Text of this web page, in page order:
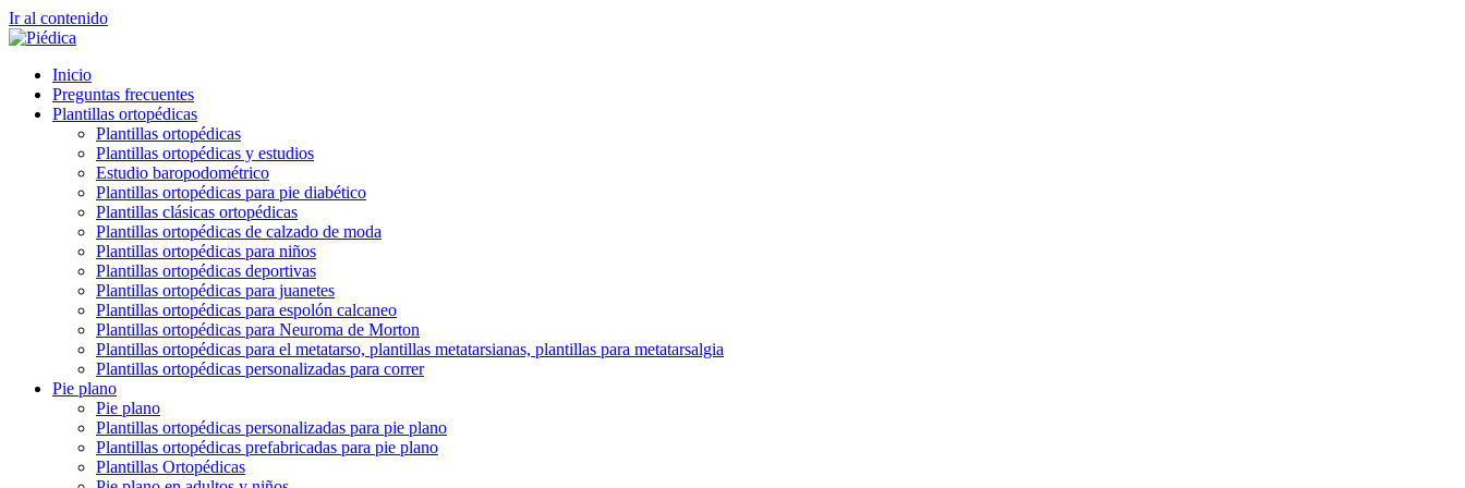
Ir al contenido
Inicio
Preguntas frecuentes
Plantillas ortopédicas
Plantillas ortopédicas
Plantillas ortopédicas y estudios
Estudio baropodométrico
Plantillas ortopédicas para pie diabético
Plantillas clásicas ortopédicas
Plantillas ortopédicas de calzado de moda
Plantillas ortopédicas para niños
Plantillas ortopédicas deportivas
Plantillas ortopédicas para juanetes
Plantillas ortopédicas para espolón calcaneo
Plantillas ortopédicas para Neuroma de Morton
Plantillas ortopédicas para el metatarso, plantillas metatarsianas, plantillas para metatarsalgia
Plantillas ortopédicas personalizadas para correr
Pie plano
Pie plano
Plantillas ortopédicas personalizadas para pie plano
Plantillas ortopédicas prefabricadas para pie plano
Plantillas Ortopédicas